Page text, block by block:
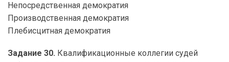
Непосредственная демократия
Производственная демократия
Плебисцитная демократия
Задание 30. Квалификационные коллегии судей